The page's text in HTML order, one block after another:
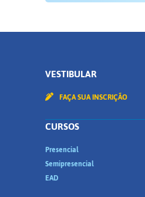
VESTIBULAR
FAÇA SUA INSCRIÇÃO
CURSOS
Presencial
Semipresencial
EAD